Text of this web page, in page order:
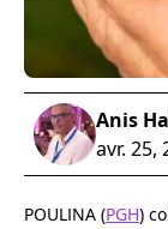
Anis
avr. 25,
POULINA (PGH)